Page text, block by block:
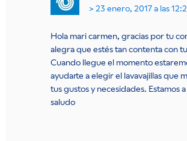
23 enero, 2017 a las
Hola mari carmen, gracias por tu
alegra que estés tan contenta con
Cuando llegue el momento
ayudarte a elegir el lavavajillas que
tus gustos y necesidades. Estamos
saludo